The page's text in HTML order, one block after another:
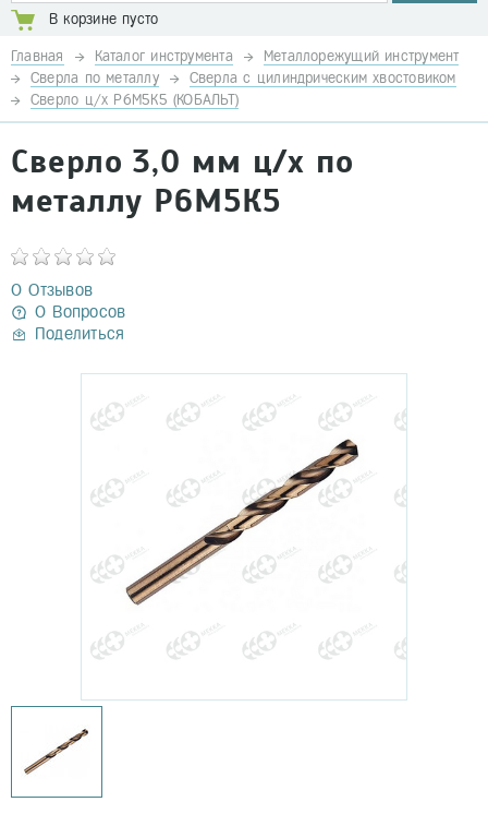
В корзине пусто
Главная Каталог инструмента
Металлорежущий инструмент
Сверла по металлу
Сверла с цилиндрическим хвостовиком
Сверло ц/х Р6М5К5 (КОБАЛЬТ)
Сверло 3,0 мм ц/х по
металлу Р6М5К5
0 Отзывов
0 Вопросов
Поделиться